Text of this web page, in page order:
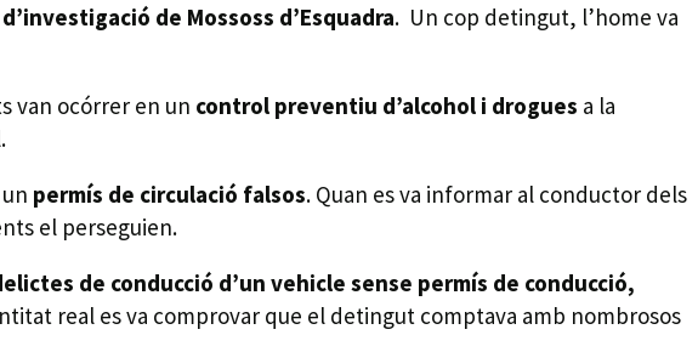
de Mossoss d’Esquadra. Un cop detingut, l’home va
van ocórrer en un control preventiu d’alcohol i drogues a la
permís de circulació falsos. Quan es va informar al conductor dels
el perseguien.
de conducció d’un vehicle sense permís de conducció,
real es va comprovar que el detingut comptava amb nombrosos